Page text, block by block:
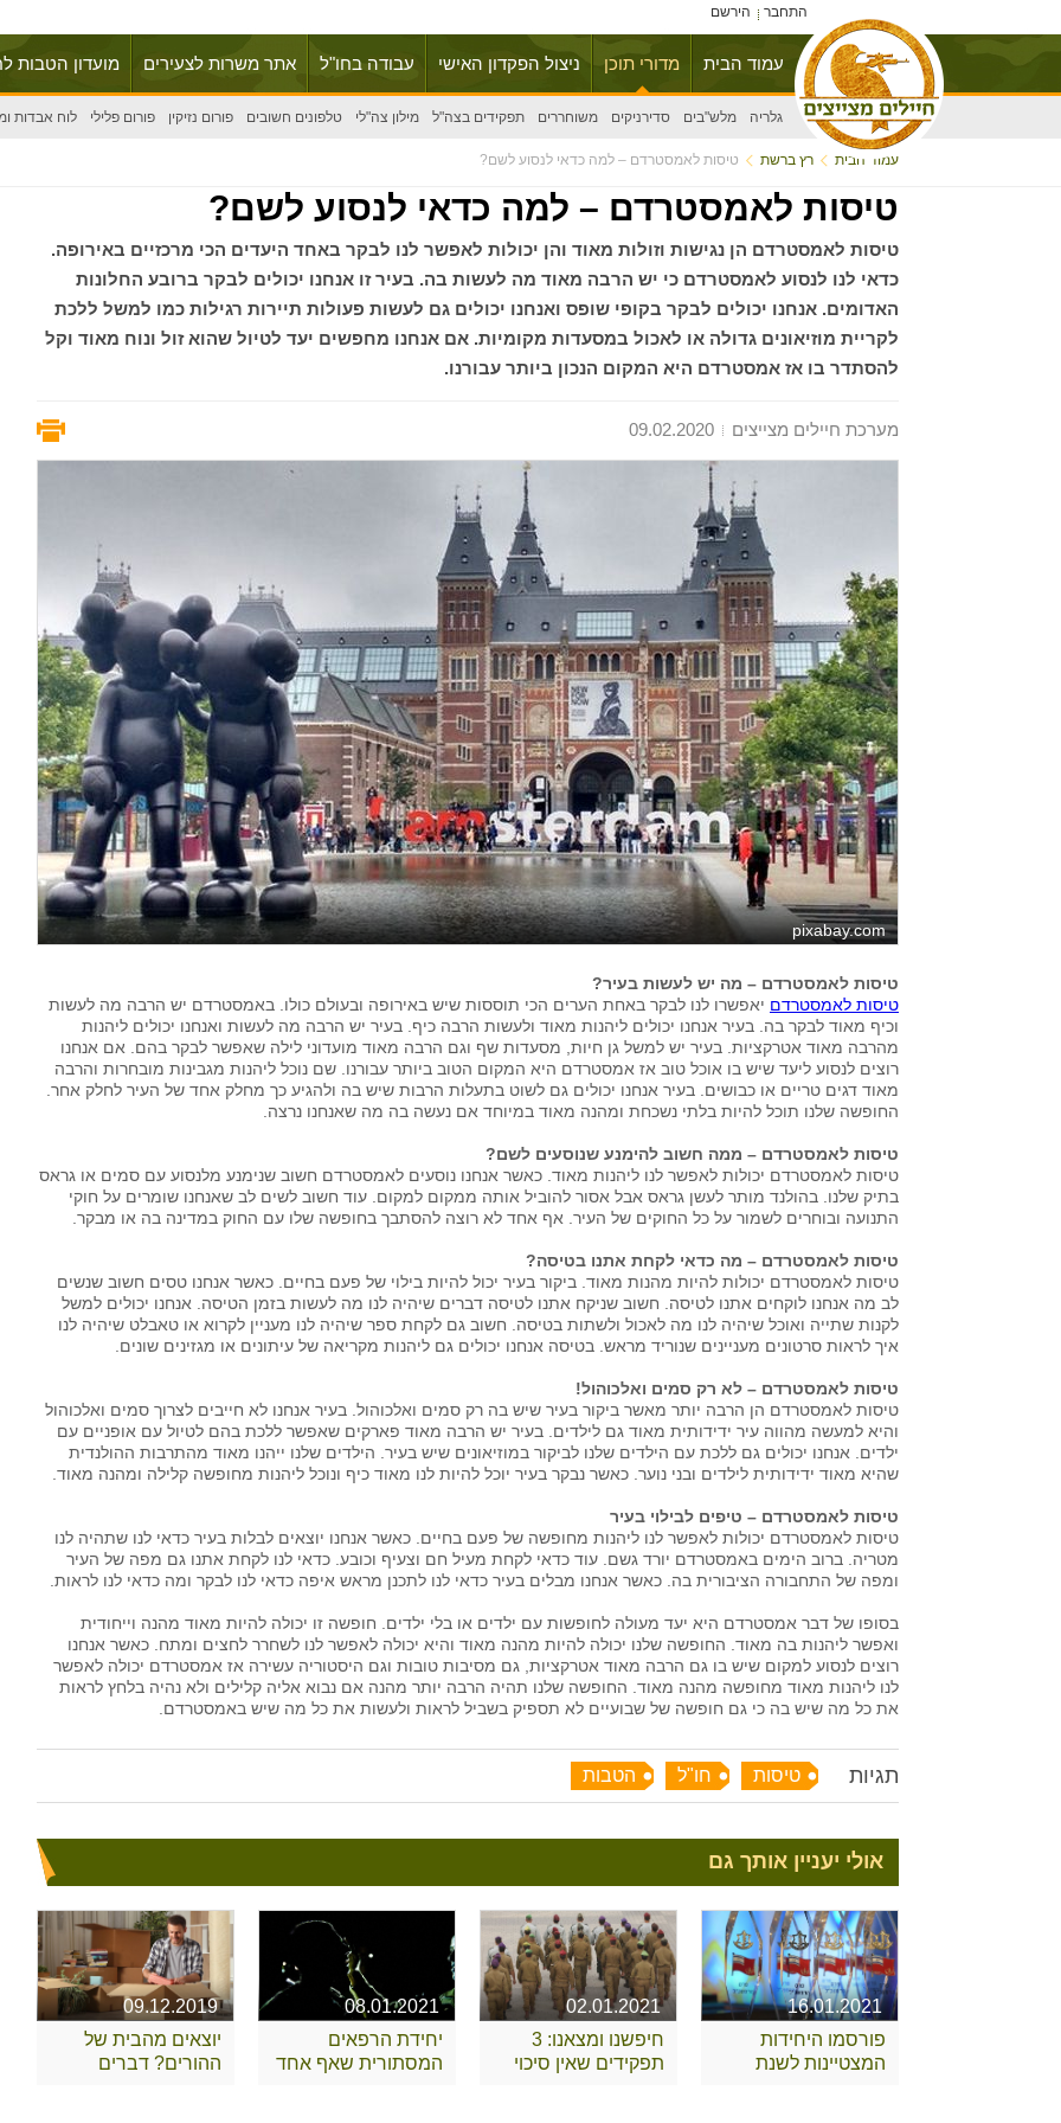
התחבר הירשם
עמוד הבית מדורי תוכן ניצול הפקדון האישי עבודה בחו"ל אתר משרות לצעירים מועדון הטבות
גלריה מלש"בים סדירניקים משוחררים תפקידים בצה"ל מילון צה"לי טלפונים חשובים פורום נזיקין פורום פלילי לוח אבדות
עמוד הבית רץ ברשת טיסות לאמסטרדם – למה כדאי לנסוע לשם?
טיסות לאמסטרדם – למה כדאי לנסוע לשם?
טיסות לאמסטרדם הן נגישות וזולות מאוד והן יכולות לאפשר לנו לבקר באחד היעדים הכי מרכזיים באירופה.
כדאי לנו לנסוע לאמסטרדם כי יש הרבה מאוד מה לעשות בה. בעיר זו אנחנו יכולים לבקר ברובע החלונות
האדומים. אנחנו יכולים לבקר בקופי שופס ואנחנו יכולים גם לעשות פעולות תיירות רגילות כמו למשל ללכת
לקריית מוזיאונים גדולה או לאכול במסעדות מקומיות. אם אנחנו מחפשים יעד לטיול שהוא זול ונוח מאוד וקל
להסתדר בו אז אמסטרדם היא המקום הנכון ביותר עבורנו.
מערכת חיילים מצייצים
pixabay.com
טיסות לאמסטרדם – מה יש לעשות בעיר?
טיסות לאמסטרדם יאפשרו לנו לבקר באחת הערים הכי תוססות שיש באירופה ובעולם כולו. באמסטרדם יש הרבה מה לעשות
וכיף מאוד לבקר בה. בעיר אנחנו יכולים ליהנות מאוד ולעשות הרבה כיף. בעיר יש הרבה מה לעשות ואנחנו יכולים ליהנות
מהרבה מאוד אטרקציות. בעיר יש למשל גן חיות, מסעדות שף וגם הרבה מאוד מועדוני לילה שאפשר לבקר בהם. אם אנחנו
רוצים לנסוע ליעד שיש בו אוכל טוב אז אמסטרדם היא המקום הטוב ביותר עבורנו. שם נוכל ליהנות מגבינות מובחרות והרבה
מאוד דגים טריים או כבושים. בעיר אנחנו יכולים גם לשוט בתעלות הרבות שיש בה ולהגיע כך מחלק אחד של העיר לחלק אחר.
החופשה שלנו תוכל להיות בלתי נשכחת ומהנה מאוד במיוחד אם נעשה בה מה שאנחנו נרצה.
טיסות לאמסטרדם – ממה חשוב להימנע שנוסעים לשם?
טיסות לאמסטרדם יכולות לאפשר לנו ליהנות מאוד. כאשר אנחנו נוסעים לאמסטרדם חשוב שנימנע מלנסוע עם סמים או גראס
בתיק שלנו. בהולנד מותר לעשן גראס אבל אסור להוביל אותה ממקום למקום. עוד חשוב לשים לב שאנחנו שומרים על חוקי
התנועה ובוחרים לשמור על כל החוקים של העיר. אף אחד לא רוצה להסתבך בחופשה שלו עם החוק במדינה בה או מבקר.
טיסות לאמסטרדם – מה כדאי לקחת אתנו בטיסה?
טיסות לאמסטרדם יכולות להיות מהנות מאוד. ביקור בעיר יכול להיות בילוי של פעם בחיים. כאשר אנחנו טסים חשוב שנשים
לב מה אנחנו לוקחים אתנו לטיסה. חשוב שניקח אתנו לטיסה דברים שיהיה לנו מה לעשות בזמן הטיסה. אנחנו יכולים למשל
לקנות שתייה ואוכל שיהיה לנו מה לאכול ולשתות בטיסה. חשוב גם לקחת ספר שיהיה לנו מעניין לקרוא או טאבלט שיהיה לנו
איך לראות סרטונים מעניינים שנוריד מראש. בטיסה אנחנו יכולים גם ליהנות מקריאה של עיתונים או מגזינים שונים.
טיסות לאמסטרדם – לא רק סמים ואלכוהול!
טיסות לאמסטרדם הן הרבה יותר מאשר ביקור בעיר שיש בה רק סמים ואלכוהול. בעיר אנחנו לא חייבים לצרוך סמים ואלכוהול
והיא למעשה מהווה עיר ידידותית מאוד גם לילדים. בעיר יש הרבה מאוד פארקים שאפשר ללכת בהם לטיול עם אופניים עם
ילדים. אנחנו יכולים גם ללכת עם הילדים שלנו לביקור במוזיאונים שיש בעיר. הילדים שלנו ייהנו מאוד מהתרבות ההולנדית
שהיא מאוד ידידותית לילדים ובני נוער. כאשר נבקר בעיר יוכל להיות לנו מאוד כיף ונוכל ליהנות מחופשה קלילה ומהנה מאוד.
טיסות לאמסטרדם – טיפים לבילוי בעיר
טיסות לאמסטרדם יכולות לאפשר לנו ליהנות מחופשה של פעם בחיים. כאשר אנחנו יוצאים לבלות בעיר כדאי לנו שתהיה לנו
מטריה. ברוב הימים באמסטרדם יורד גשם. עוד כדאי לקחת מעיל חם וצעיף וכובע. כדאי לנו לקחת אתנו גם מפה של העיר
ומפה של התחבורה הציבורית בה. כאשר אנחנו מבלים בעיר כדאי לנו לתכנן מראש איפה כדאי לנו לבקר ומה כדאי לנו לראות.
בסופו של דבר אמסטרדם היא יעד מעולה לחופשות עם ילדים או בלי ילדים. חופשה זו יכולה להיות מאוד מהנה וייחודית
ואפשר ליהנות בה מאוד. החופשה שלנו יכולה להיות מהנה מאוד והיא יכולה לאפשר לנו לשחרר לחצים ומתח. כאשר אנחנו
רוצים לנסוע למקום שיש בו גם הרבה מאוד אטרקציות, גם מסיבות טובות וגם היסטוריה עשירה אז אמסטרדם יכולה לאפשר
לנו ליהנות מאוד מחופשה מהנה מאוד. החופשה שלנו תהיה הרבה יותר מהנה אם נבוא אליה קלילים ולא נהיה בלחץ לראות
את כל מה שיש בה כי גם חופשה של שבועיים לא תספיק בשביל לראות ולעשות את כל מה שיש באמסטרדם.
תגיות טיסות חו"ל הטבות
אולי יעניין אותך גם
16.01.2021
פורסמו היחידות
המצטיינות לשנת
02.01.2021
חיפשנו ומצאנו: 3
תפקידים שאין סיכוי
08.01.2021
יחידת הרפאים
המסתורית שאף אחד
09.12.2019
יוצאים מהבית של
ההורים? דברים